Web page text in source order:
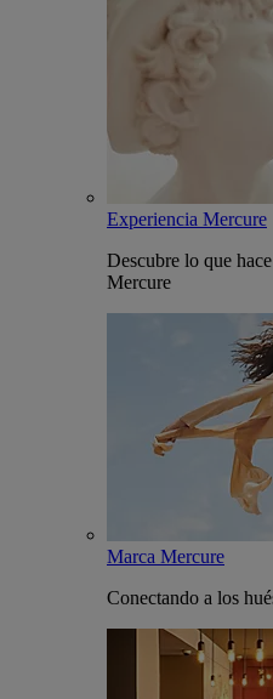
Experiencia Mercure
Descubre lo que
Mercure
Marca Mercure
Conectando a los